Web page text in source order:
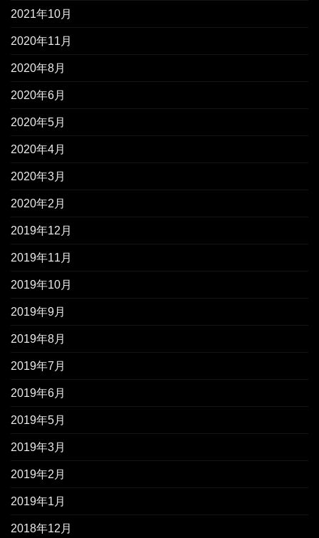
2021年10月
2020年11月
2020年8月
2020年6月
2020年5月
2020年4月
2020年3月
2020年2月
2019年12月
2019年11月
2019年10月
2019年9月
2019年8月
2019年7月
2019年6月
2019年5月
2019年3月
2019年2月
2019年1月
2018年12月